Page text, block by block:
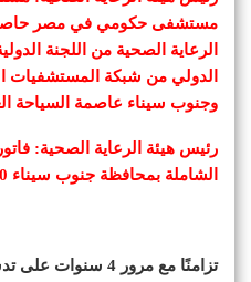
مستشفى حكومي في مصر حاصل
وجنوب سيناء عاصمة السياحة
رئيس هيئة الرعاية الصحية:
الشاملة بمحافظة جنوب سيناء 3.280 مليار جنيه
تزامنًا مع مرور 4